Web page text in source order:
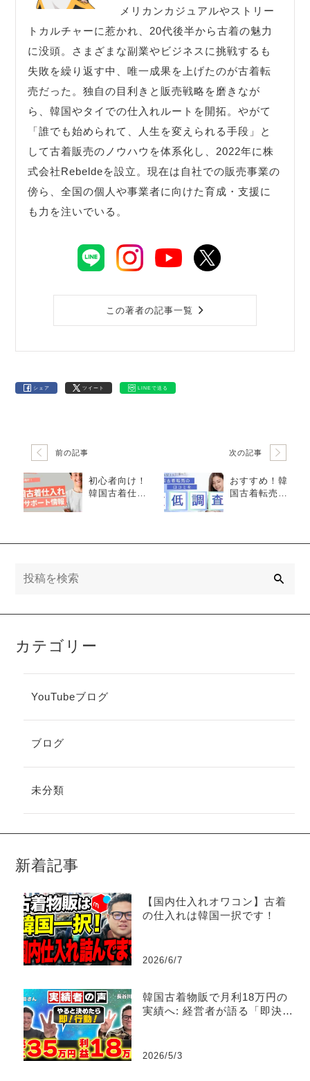
メリカンカジュアルやストリー
トカルチャーに惹かれ、20代後半から古着の魅力
に没頭。さまざまな副業やビジネスに挑戦するも
失敗を繰り返す中、唯一成果を上げたのが古着転
売だった。独自の目利きと販売戦略を磨きなが
ら、韓国やタイでの仕入れルートを開拓。やがて
「誰でも始められて、人生を変えられる手段」と
して古着販売のノウハウを体系化し、2022年に株
式会社Rebeldeを設立。現在は自社での販売事業の
傍ら、全国の個人や事業者に向けた育成・支援に
も力を注いでいる。
この著者の記事一覧
シェア ツイート LINEで送る
前の記事
初心者向け！
韓国古着仕入
次の記事
おすすめ！韓
国古着転売の
カテゴリー
YouTubeブログ
ブログ
未分類
新着記事
【国内仕入れオワコン】古着
の仕入れは韓国一択です！
2026/6/7
韓国古着物販で月利18万円の
実績へ: 経営者が語る「即決・
2026/5/3